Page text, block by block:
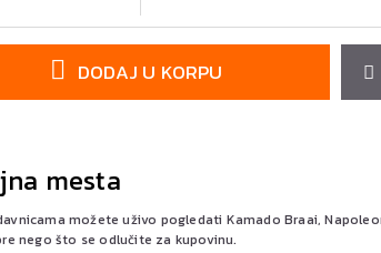
DODAJ U KORPU
mesta
možete uživo pogledati Kamado Braai,
nego što se odlučite za kupovinu.